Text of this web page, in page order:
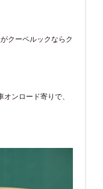
クーペルックならク
ンロード寄りで、